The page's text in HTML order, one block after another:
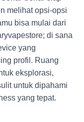
melihat opsi-opsi
bisa mulai dari
di sana
yang
profil. Ruang
eksplorasi,
untuk dipahami
yang tepat.